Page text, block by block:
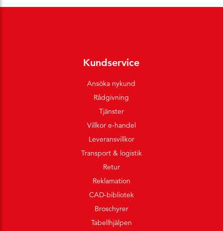
Kundservice
Ansöka nykund
Rådgivning
Tjänster
Villkor e-handel
Leveransvillkor
Transport & logistik
Retur
Reklamation
CAD-bibliotek
Broschyrer
Tabellhjälpen